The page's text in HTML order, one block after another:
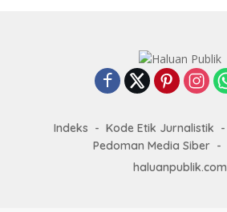
Indeks Kode Etik Jurnalistik
Pedoman Media Siber
haluanpublik.com